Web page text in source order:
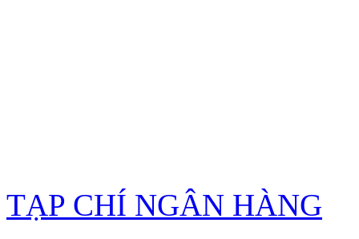
TẠP CHÍ NGÂN HÀNG